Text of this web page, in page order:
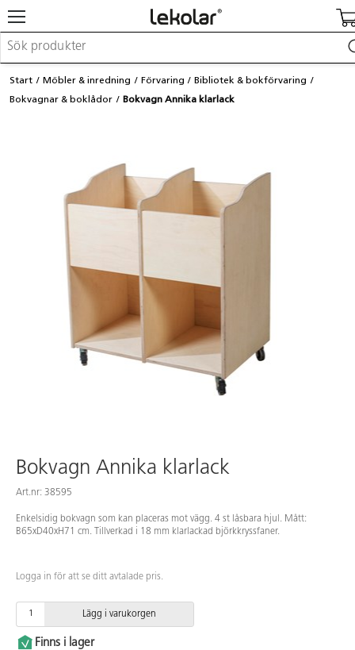
Möbler & inredning
Lekplatsutrustning & utemiljö
Skolförbrukning & kontorsmaterial
Logga in / Registrera dig
Start Möbler & inredning Förvaring
Bibliotek & bokförvaring
Bokvagnar & boklådor
Bokvagn Annika klarlack
Bokvagn Annika klarlack
Art.nr: 38595
Enkelsidig bokvagn som kan placeras mot vägg. 4 st låsbara hjul. Mått:
B65xD40xH71 cm. Tillverkad i 18 mm klarlackad björkkryssfaner.
Logga in för att se ditt avtalade pris.
Lägg i varukorgen
Finns i lager